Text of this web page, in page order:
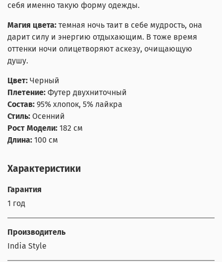
себя именно такую форму одежды.
Магия цвета: темная ночь таит в себе мудрость, она
дарит силу и энергию отдыхающим. В тоже время
оттенки ночи олицетворяют аскезу, очищающую
душу.
Цвет: Черный
Плетение: Футер двухниточный
Состав: 95% хлопок, 5% лайкра
Стиль: Осенний
Рост Модели: 182 см
Длина: 100 см
Характеристики
Гарантия
1 год
Производитель
India Style